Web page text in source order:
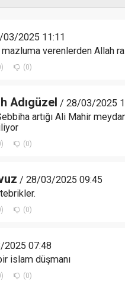
2025 11:11
mazluma verenlerden Allah
(0)
Adıgüzel / 28/03/2025
artığı Ali Mahir
(0)
/ 28/03/2025 09:45
(0)
07:48
islam düşmanı
(0)